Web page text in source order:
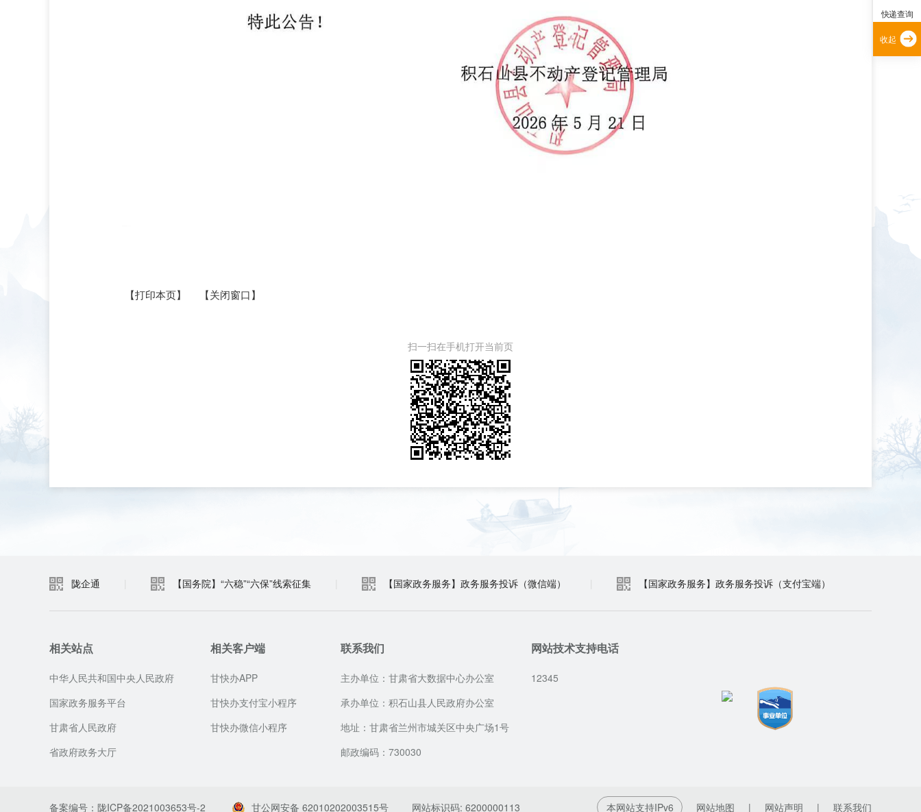
【打印本页】 【关闭窗口】
扫一扫在手机打开当前页
陇企通 【国务院】“六稳”“六保”线索征集 【国家政务服务】政务服务投诉（微信端） 【国家政务服务】政务服务投诉（支付宝端）
相关站点
中华人民共和国中央人民政府
国家政务服务平台
甘肃省人民政府
省政府政务大厅
相关客户端
甘快办APP
甘快办支付宝小程序
甘快办微信小程序
联系我们
主办单位：甘肃省大数据中心办公室
承办单位：积石山县人民政府办公室
地址：甘肃省兰州市城关区中央广场1号
邮政编码：730030
网站技术支持电话
12345
备案编号：陇ICP备2021003653号-2 甘公网安备 62010202003515号 网站标识码: 6200000113 本网站支持IPv6 网站地图 | 网站声明 | 联系我们
快递查询
收起